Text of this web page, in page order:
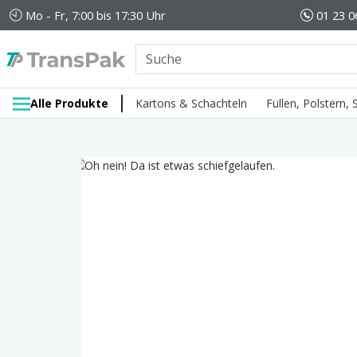
Mo - Fr, 7:00 bis 17:30 Uhr 01 23
Alle Produkte Kartons & Schachteln Füllen, Polstern,